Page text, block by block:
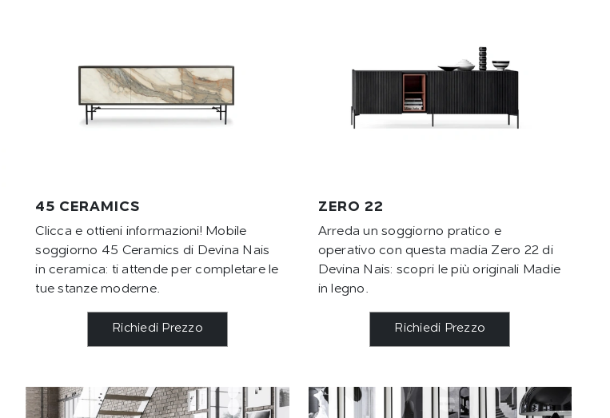
45 CERAMICS
Clicca e ottieni informazioni! Mobile
soggiorno 45 Ceramics di Devina Nais
in ceramica: ti attende per completare le
tue stanze moderne.
Richiedi Prezzo
ZERO 22
Arreda un soggiorno pratico e
operativo con questa madia Zero 22 di
Devina Nais: scopri le più originali Madie
in legno.
Richiedi Prezzo